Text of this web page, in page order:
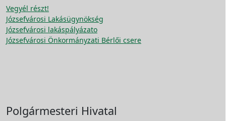
Vegyél részt!
Józsefvárosi Lakásügynökség
Józsefvárosi lakáspályázato
Józsefvárosi Önkormányzati Bérlői csere
Polgármesteri Hivatal